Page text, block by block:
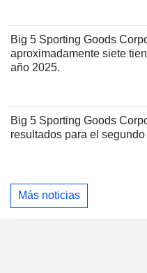
Big 5 Sporting Goods
aproximadamente siete
año 2025.
Big 5 Sporting Goods
resultados para el
Más noticias